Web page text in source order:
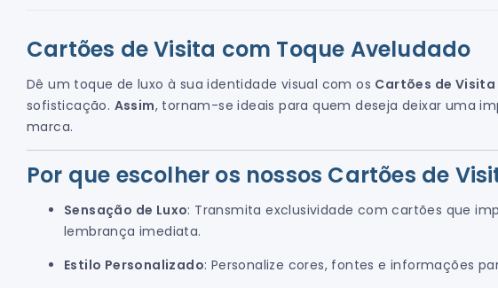
Cartões de Visita com Toque Aveludado
Dê um toque de luxo à sua identidade visual com os Cartões de
sofisticação. Assim, tornam-se ideais para quem deseja deixar uma
marca.
Por que escolher os nossos Cartões de
Sensação de Luxo: Transmita exclusividade com cartões que
lembrança imediata.
Estilo Personalizado: Personalize cores, fontes e informações